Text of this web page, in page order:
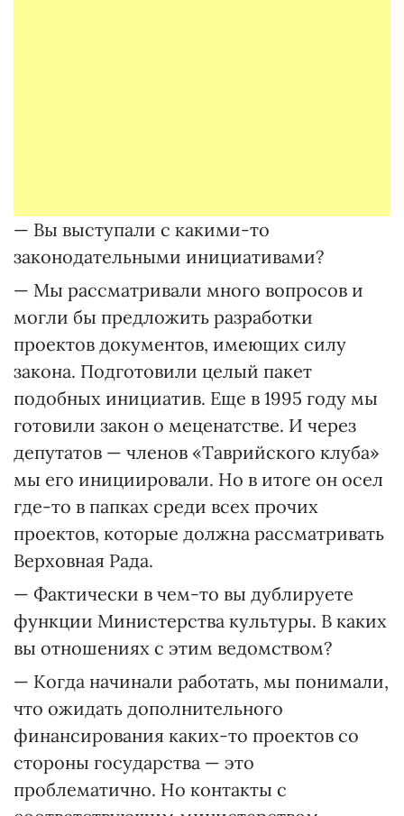
— Вы выступали с какими-то
законодательными инициативами?
— Мы рассматривали много вопросов и
могли бы предложить разработки
проектов документов, имеющих силу
закона. Подготовили целый пакет
подобных инициатив. Еще в 1995 году мы
готовили закон о меценатстве. И через
депутатов — членов «Таврийского клуба»
мы его инициировали. Но в итоге он осел
где-то в папках среди всех прочих
проектов, которые должна рассматривать
Верховная Рада.
— Фактически в чем-то вы дублируете
функции Министерства культуры. В каких
вы отношениях с этим ведомством?
— Когда начинали работать, мы понимали,
что ожидать дополнительного
финансирования каких-то проектов со
стороны государства — это
проблематично. Но контакты с